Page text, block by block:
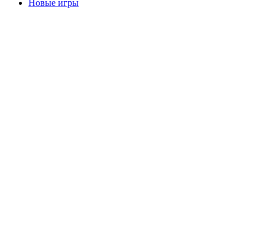
Новые игры